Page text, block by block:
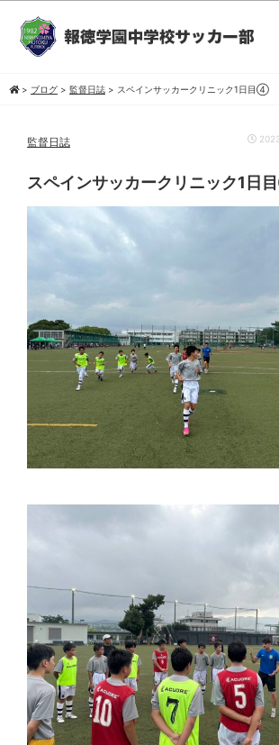
> ブログ > 監督日誌 > スペインサッカークリニック1日目④
監督日誌
スペインサッカークリニック1日